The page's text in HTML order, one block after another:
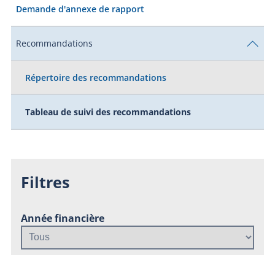
Demande d'annexe de rapport
Recommandations
Répertoire des recommandations
Tableau de suivi des recommandations
Filtres
Année financière